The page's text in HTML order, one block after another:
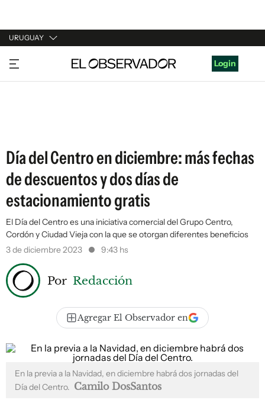
URUGUAY
URUGUAY
ARGENTINA
Login
Día del Centro en diciembre: más fechas
de descuentos y dos días de
estacionamiento gratis
El Día del Centro es una iniciativa comercial del Grupo Centro,
Cordón y Ciudad Vieja con la que se otorgan diferentes beneficios
3 de diciembre 2023
9:43 hs
Por Redacción
Agregar El Observador en
En la previa a la Navidad, en diciembre habrá dos jornadas del
Día del Centro. Camilo DosSantos